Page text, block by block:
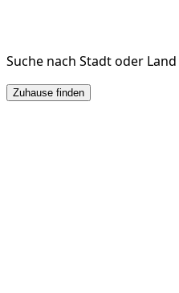
Suche nach Stadt oder Land
Zuhause finden